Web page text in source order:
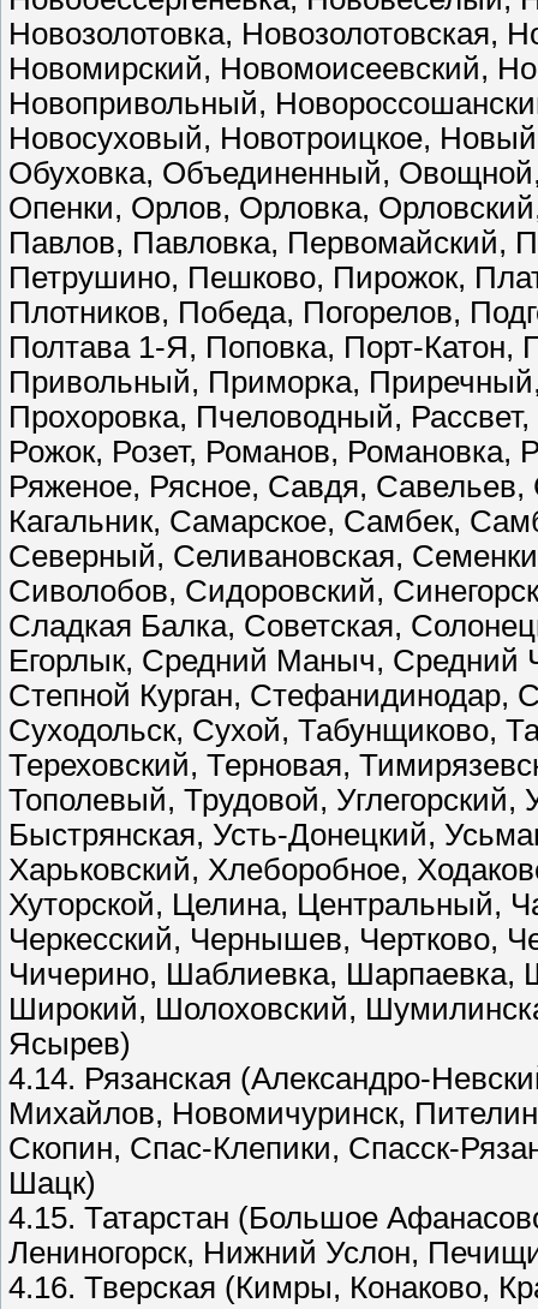
Новозолотовка, Новозолотовская,
Новомирский, Новомоисеевский,
Новопривольный,
Новосуховый, Новотроицкое,
Обуховка, Объединенный,
Опенки, Орлов, Орловка,
Павлов, Павловка, Первомайский,
Петрушино, Пешково, Пирожок,
Плотников, Победа, Погорелов,
Полтава 1-Я, Поповка, Порт-Катон,
Привольный, Приморка,
Прохоровка, Пчеловодный, Рассвет,
Рожок, Розет, Романов, Романовка,
Ряженое, Рясное, Савдя,
Кагальник, Самарское, Самбек,
Северный, Селивановская,
Сиволобов, Сидоровский,
Сладкая Балка, Советская,
Егорлык, Средний Маныч, Средний
Степной Курган, Стефанидинодар,
Суходольск, Сухой, Табунщиково,
Тереховский, Терновая,
Тополевый, Трудовой, Углегорский,
Быстрянская, Усть-Донецкий,
Харьковский, Хлеборобное,
Хуторской, Целина, Центральный,
Черкесский, Чернышев, Чертково,
Чичерино, Шаблиевка, Шарпаевка,
Широкий, Шолоховский,
Ясырев)
4.14. Рязанская (Александро-
Михайлов, Новомичуринск,
Скопин, Спас-Клепики, Спасск-
Шацк)
4.15. Татарстан (Большое
Лениногорск, Нижний Услон,
4.16. Тверская (Кимры, Конаково,